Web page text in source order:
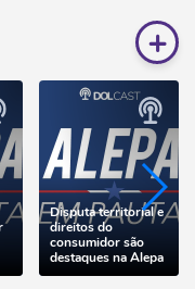
+
Disputa territorial e
direitos do
consumidor são
destaques na Alepa